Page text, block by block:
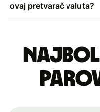
ovaj pretvarač valuta?